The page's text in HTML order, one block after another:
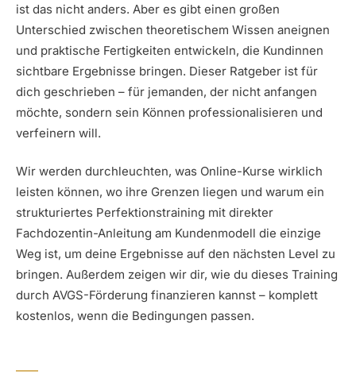
ist das nicht anders. Aber es gibt einen großen
Unterschied zwischen theoretischem Wissen aneignen
und praktische Fertigkeiten entwickeln, die Kundinnen
sichtbare Ergebnisse bringen. Dieser Ratgeber ist für
dich geschrieben – für jemanden, der nicht anfangen
möchte, sondern sein Können professionalisieren und
verfeinern will.
Wir werden durchleuchten, was Online-Kurse wirklich
leisten können, wo ihre Grenzen liegen und warum ein
strukturiertes Perfektionstraining mit direkter
Fachdozentin-Anleitung am Kundenmodell die einzige
Weg ist, um deine Ergebnisse auf den nächsten Level zu
bringen. Außerdem zeigen wir dir, wie du dieses Training
durch AVGS-Förderung finanzieren kannst – komplett
kostenlos, wenn die Bedingungen passen.